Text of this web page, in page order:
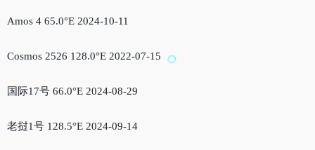
Amos 4 65.0°E 2024-10-11
Cosmos 2526 128.0°E 2022-07-15
国际17号 66.0°E 2024-08-29
老挝1号 128.5°E 2024-09-14